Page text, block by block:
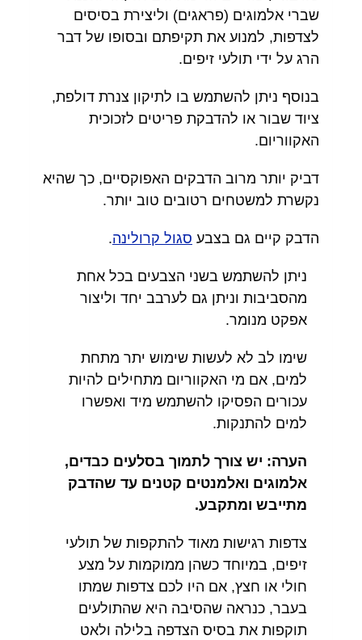
שברי אלמוגים (פראגים) וליצירת בסיסים
לצדפות, למנוע את תקיפתם ובסופו של דבר
הרג על ידי תולעי זיפים.
בנוסף ניתן להשתמש בו לתיקון צנרת דולפת,
ציוד שבור או להדבקת פריטים לזכוכית
האקווריום.
דביק יותר מרוב הדבקים האפוקסיים, כך שהיא
נקשרת למשטחים רטובים טוב יותר.
הדבק קיים גם בצבע סגול קרולינה.
ניתן להשתמש בשני הצבעים בכל אחת
מהסביבות וניתן גם לערבב יחד וליצור
אפקט מנומר.
שימו לב לא לעשות שימוש יתר מתחת
למים, אם מי האקווריום מתחילים להיות
עכורים הפסיקו להשתמש מיד ואפשרו
למים להתנקות.
הערה: יש צורך לתמוך בסלעים כבדים,
אלמוגים ואלמנטים קטנים עד שהדבק
מתייבש ומתקבע.
צדפות רגישות מאוד להתקפות של תולעי
זיפים, במיוחד כשהן ממוקמות על מצע
חולי או חצץ, אם היו לכם צדפות שמתו
בעבר, כנראה שהסיבה היא שהתולעים
תוקפות את בסיס הצדפה בלילה ולאט